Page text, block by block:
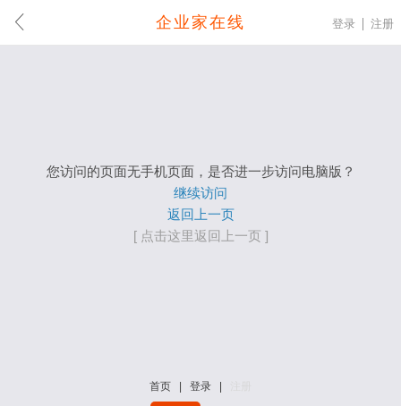
企业家在线 登录 注册
您访问的页面无手机页面，是否进一步访问电脑版？
继续访问
返回上一页
[ 点击这里返回上一页 ]
首页 登录